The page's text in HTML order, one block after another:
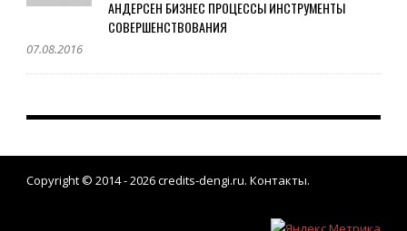
АНДЕРСЕН БИЗНЕС ПРОЦЕССЫ ИНСТРУМЕНТЫ
СОВЕРШЕНСТВОВАНИЯ
07.08.2016
Copyright © 2014 - 2026credits-dengi.ru. Контакты.